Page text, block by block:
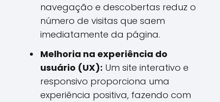
navegação e descobertas reduz o
número de visitas que saem
imediatamente da página.
Melhoria na experiência do
usuário (UX): Um site interativo e
responsivo proporciona uma
experiência positiva, fazendo com